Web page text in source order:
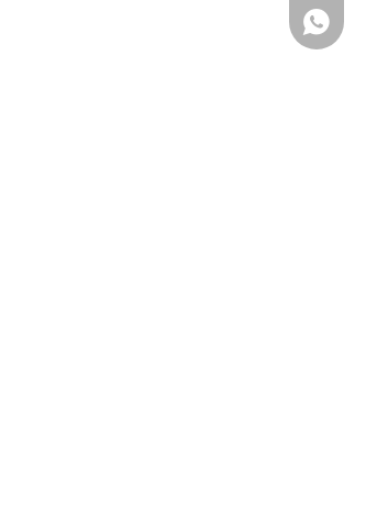
+86-